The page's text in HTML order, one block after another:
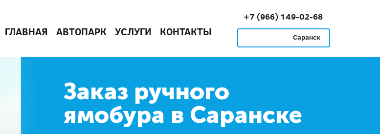
ГЛАВНАЯ АВТОПАРК УСЛУГИ КОНТАКТЫ
+7 (966) 149-02-68
Саранск
Заказ ручного
ямобура в Саранске